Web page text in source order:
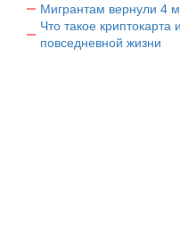
Мигрантам вернули 4
Что такое криптокарта
повседневной жизни